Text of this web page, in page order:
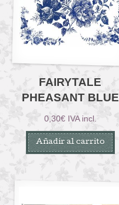
FAIRYTALE
PHEASANT BLUE
0,30€ IVA incl.
Añadir al carrito